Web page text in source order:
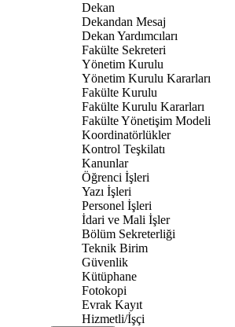
Dekan
Dekandan Mesaj
Dekan Yardımcıları
Fakülte Sekreteri
Yönetim Kurulu
Yönetim Kurulu Kararları
Fakülte Kurulu
Fakülte Kurulu Kararları
Fakülte Yönetişim Modeli
Koordinatörlükler
Kontrol Teşkilatı
Kanunlar
Öğrenci İşleri
Yazı İşleri
Personel İşleri
İdari ve Mali İşler
Bölüm Sekreterliği
Teknik Birim
Güvenlik
Kütüphane
Fotokopi
Evrak Kayıt
Hizmetli/İşçi